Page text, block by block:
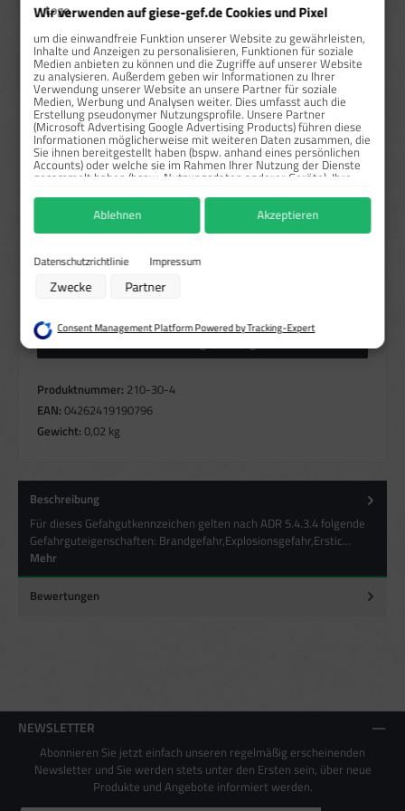
ab 1000 0,90 €* 67,27 %
Preise exkl. MwSt. zzgl. Versandkosten
Sofort verfügbar, Lieferzeit: 1-3 Tage
Größeauswählen
10x10 cm
25x25 cm
30x30 cm
Materialauswählen
Haftfolie gem. BS-5609/Rollen(Diese Option ist zurzeit nicht verfügbar.)
Haftpapier/Rollen
(Diese Option ist zurzeit nicht
Produkt Anzahl: Gib den gewünschten Wert ein oder benutze die Schaltflächen um die Anzahl zu
Produktnummer: 210-30-4
EAN: 04262419190796
Gewicht: 0,02 kg
Beschreibung
Für dieses Gefahgutkennzeichen gelten nach ADR 5.4.3.4 folgende
Gefahrguteigenschaften: Brandgefahr,Explosionsgefahr,Erstic…
Mehr
Bewertungen
NEWSLETTER
Abonnieren Sie jetzt einfach unseren regelmäßig erscheinenden
Newsletter und Sie werden stets unter den Ersten sein, über neue
Produkte und Angebote informiert werden.
Wir verwenden auf giese-gef.de Cookies und Pixel
um die einwandfreie Funktion unserer Website zu gewährleisten,
Inhalte und Anzeigen zu personalisieren, Funktionen für soziale
Medien anbieten zu können und die Zugriffe auf unserer Website
zu analysieren. Außerdem geben wir Informationen zu Ihrer
Verwendung unserer Website an unsere Partner für soziale
Medien, Werbung und Analysen weiter. Dies umfasst auch die
Erstellung pseudonymer Nutzungsprofile. Unsere Partner
(Microsoft Advertising Google Advertising Products) führen diese
Informationen möglicherweise mit weiteren Daten zusammen, die
Sie ihnen bereitgestellt haben (bspw. anhand eines persönlichen
Accounts) oder welche sie im Rahmen Ihrer Nutzung der Dienste
gesammelt haben (bspw. Nutzungsdaten anderer Geräte). Ihre
jederzeit widerrufen, indem Sie auf den Datenschutz-Button links
unten klicken und dort die entsprechenden Anpassungen
vornehmen.
Zwecke der Datenverarbeitung durch unsere Partner:
Verwendung reduzierter Daten zur Auswahl von Werbeanzeigen
Verwendung von Profilen zur Auswahl personalisierter Werbung
Erstellung von Profilen zur Personalisierung von Inhalten
Verwendung von Profilen zur Auswahl personalisierter Inhalte
Messung der Werbeleistung
Analyse von Zielgruppen durch Statistiken oder Kombinationen von Daten
aus verschiedenen Quellen
Verwendung reduzierter Daten zur Auswahl von Inhalten
Endgeräteeigenschaften zur Identifikation aktiv abfragen
Datenschutzrichtlinie Impressum
Zwecke Partner
Ablehnen Akzeptieren
Consent Management Platform Powered by Tracking-Expert